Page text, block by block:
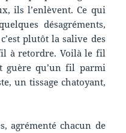
ils l’enlèvent. Ce qui
désagréments,
plutôt la salive des
à retordre. Voilà le fil
guère qu’un fil parmi
un tissage chatoyant,
agrémenté chacun de